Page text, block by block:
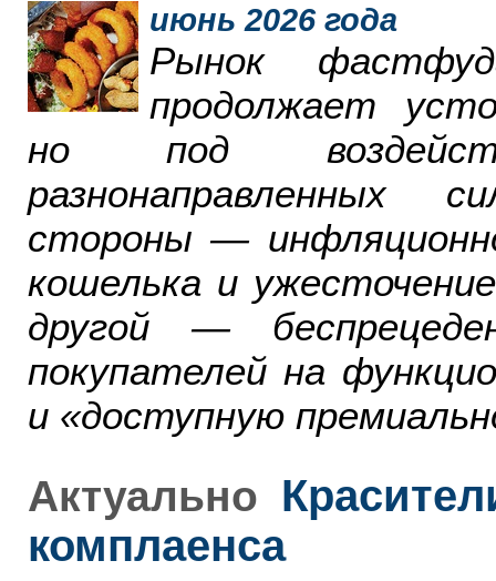
июнь 2026 года
Рынок
продолжает
но под
разнонаправленных
стороны —
кошелька и
другой —
покупателей на
и «доступную
Актуально
комплаенса